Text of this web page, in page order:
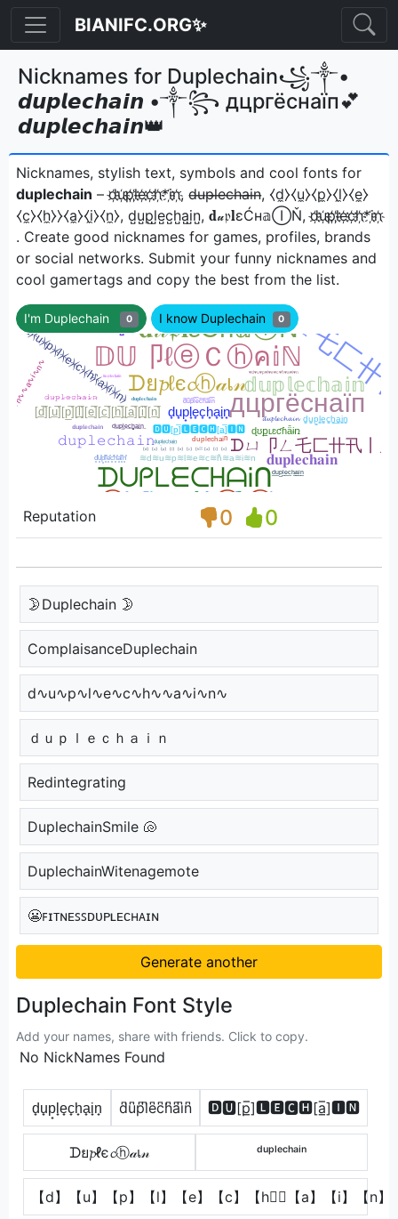
BIANIFC.ORG✨
Nicknames for Duplechain꧁༒•
𝙙𝙪𝙥𝙡𝙚𝙘𝙝𝙖𝙞𝙣 •༒꧂ дцpгёcнаїп💕
𝙙𝙪𝙥𝙡𝙚𝙘𝙝𝙖𝙞𝙣👑
Nicknames, stylish text, symbols and cool fonts for
duplechain – d҉u҉p҉l҉e҉c҉h҉*i҉n҉, d̶u̶p̶l̶e̶c̶h̶a̶i̶n̶, ⧼d̼⧽⧼u̼⧽⧼p̼⧽⧼l̼⧽⧼e̼⧽
⧼c̼⧽⧼h̼⧽⧽⧼a̼⧽⧼i̼⧽⧼n̼⧽, d̺u̺p̺l̺e̺c̺h̺a̺i̺n̺, 𝐝𝓊𝔭𝐥εĆн𝕒ⒾŇ, d҉u҉p҉l҉e҉c҉h҉*i҉n҉
ㅤ. Create good nicknames for games, profiles, brands
or social networks. Submit your funny nicknames and
cool gamertags and copy the best from the list.
I'm Duplechain 0 I know Duplechain 0
Reputation 0 0
🌛Duplechain 🌛
ComplaisanceDuplechain
d∿u∿p∿l∿e∿c∿h∿∿a∿i∿n∿
ｄｕｐｌｅｃｈａｉｎ
Redintegrating
DuplechainSmile 🐚
DuplechainWitenagemote
😬ꜰɪᴛɴᴇꜱꜱᴅᴜᴘʟᴇᴄʜᴀɪɴ
Generate another
Duplechain Font Style
Add your names, share with friends. Click to copy.
No NickNames Found
d̟u̟p̟l̟e̟c̟h̟a̟i̟n̟ d͆u͆p͆l͆e͆c͆h͆a͆i͆n͆ 🅳🆄[p̲̅]🅻🅴🅲🅷[a̲̅]🅸🅽
ᗪย𝓹ℓє𝓬ⓗ𝒶เ𝓃 ᵈᵘᵖˡᵉᶜʰᵃⁱⁿ
【d】【u】【p】【l】【e】【c】【h】⃣【a】【i】【n】